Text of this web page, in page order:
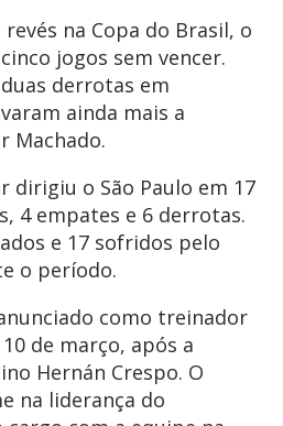
na Copa do Brasil, o
jogos sem vencer.
derrotas em
ainda mais a
Machado.
o São Paulo em 17
4 empates e 6 derrotas.
e 17 sofridos pelo
o período.
como treinador
de março, após a
Hernán Crespo. O
na liderança do